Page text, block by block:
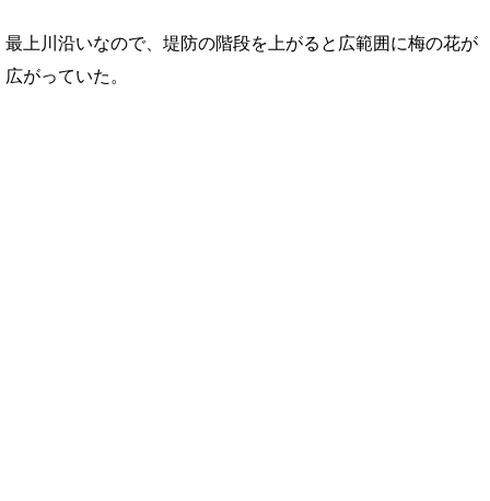
最上川沿いなので、堤防の階段を上がると広範囲に梅の花が
広がっていた。